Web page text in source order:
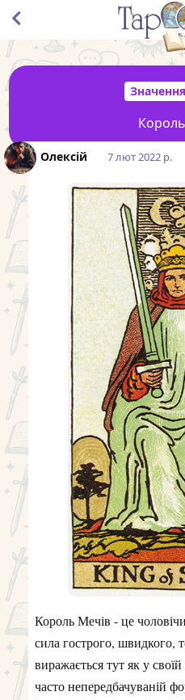
Значення
Олексій 7 лют 2022 р.
Король Мечів - це
сила гострого, швидкого,
виражається тут як у
часто непередбачуваній